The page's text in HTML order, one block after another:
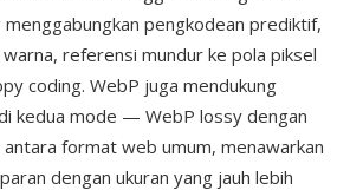
pengkodean prediktif,
referensi mundur ke pola piksel
coding. WebP juga mendukung
kedua mode — WebP lossy dengan
format web umum, menawarkan
dengan ukuran yang jauh lebih